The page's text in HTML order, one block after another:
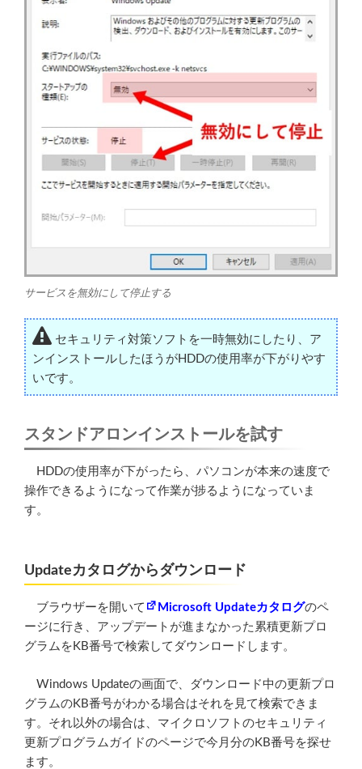
サービスを無効にして停止する
セキュリティ対策ソフトを一時無効にしたり、ア
ンインストールしたほうがHDDの使用率が下がりやす
いです。
スタンドアロンインストールを試す
HDDの使用率が下がったら、パソコンが本来の速度で
操作できるようになって作業が捗るようになっていま
す。
Updateカタログからダウンロード
ブラウザーを開いて Microsoft Updateカタログのペ
ージに行き、アップデートが進まなかった累積更新プロ
グラムをKB番号で検索してダウンロードします。
Windows Updateの画面で、ダウンロード中の更新プロ
グラムのKB番号がわかる場合はそれを見て検索できま
す。それ以外の場合は、マイクロソフトのセキュリティ
更新プログラムガイドのページで今月分のKB番号を探せ
ます。